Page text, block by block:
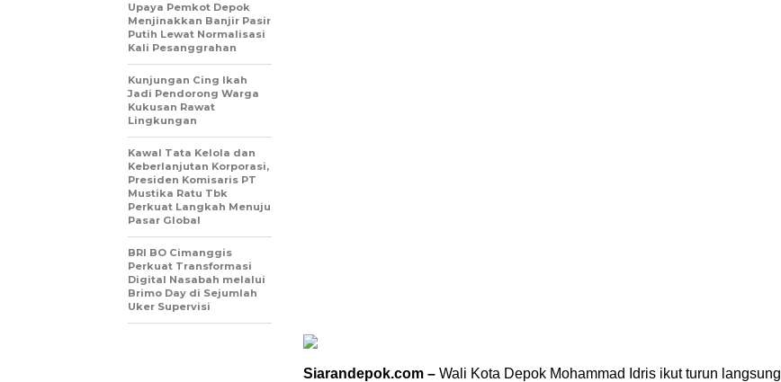
Siarandepok.com – Wali Kota Depok Mohammad Idris ikut turun langsung
Upaya Pemkot Depok
Menjinakkan Banjir Pasir
Putih Lewat Normalisasi
Kali Pesanggrahan
Kunjungan Cing Ikah
Jadi Pendorong Warga
Kukusan Rawat
Lingkungan
Kawal Tata Kelola dan
Keberlanjutan Korporasi,
Presiden Komisaris PT
Mustika Ratu Tbk
Perkuat Langkah Menuju
Pasar Global
BRI BO Cimanggis
Perkuat Transformasi
Digital Nasabah melalui
Brimo Day di Sejumlah
Uker Supervisi